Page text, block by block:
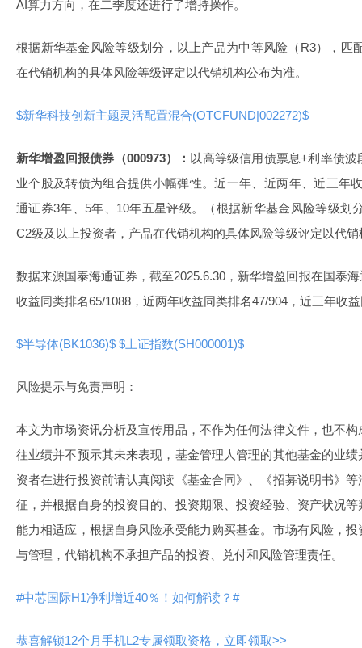
AI算力方向，在二季度还进行了增持操作。
根据新华基金风险等级划分，以上产品为中等风险（R3），匹
在代销机构的具体风险等级评定以代销机构公布为准。
$新华科技创新主题灵活配置混合(OTCFUND|002272)$
新华增盈回报债券（000973）： 以高等级信用债票息+利率债
业个股及转债为组合提供小幅弹性。近一年、近两年、近三年
通证券3年、5年、10年五星评级。（根据新华基金风险等级划
C2级及以上投资者，产品在代销机构的具体风险等级评定以代
数据来源国泰海通证券，截至2025.6.30，新华增盈回报在国泰
收益同类排名65/1088，近两年收益同类排名47/904，近三年收
$半导体(BK1036)$ $上证指数(SH000001)$
风险提示与免责声明：
本文为市场资讯分析及宣传用品，不作为任何法律文件，也不
往业绩并不预示其未来表现，基金管理人管理的其他基金的业
资者在进行投资前请认真阅读《基金合同》、《招募说明书》
征，并根据自身的投资目的、投资期限、投资经验、资产状况
能力相适应，根据自身风险承受能力购买基金。市场有风险，
与管理，代销机构不承担产品的投资、兑付和风险管理责任。
#中芯国际H1净利增近40％！如何解读？#
恭喜解锁12个月手机L2专属领取资格，立即领取>>